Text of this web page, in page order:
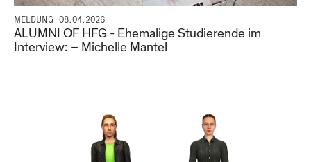
MELDUNG 08.04.2026
ALUMNI OF HFG - Ehemalige Studierende im
Interview: – Michelle Mantel